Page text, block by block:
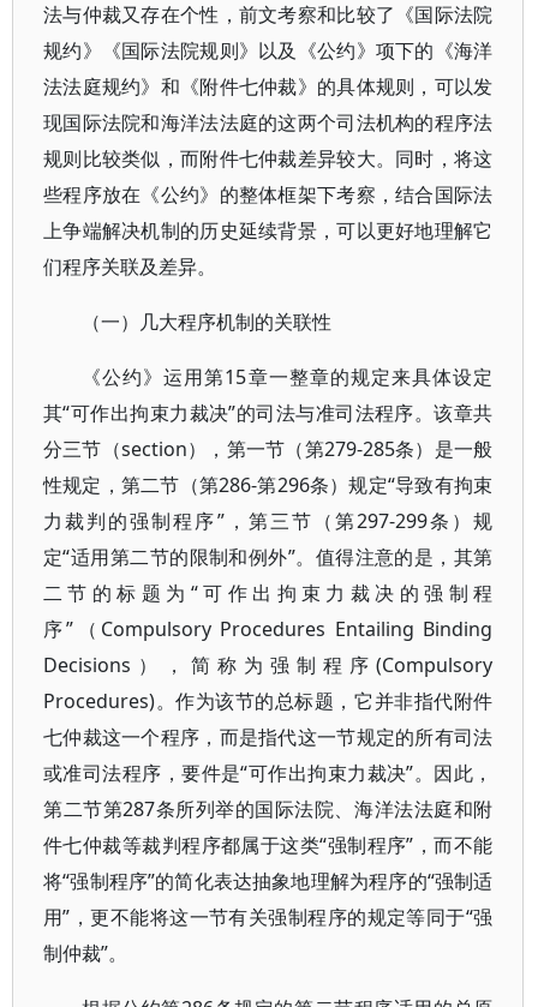
法与仲裁又存在个性，前文考察和比较了《国际法院
规约》《国际法院规则》以及《公约》项下的《海洋
法法庭规约》和《附件七仲裁》的具体规则，可以发
现国际法院和海洋法法庭的这两个司法机构的程序法
规则比较类似，而附件七仲裁差异较大。同时，将这
些程序放在《公约》的整体框架下考察，结合国际法
上争端解决机制的历史延续背景，可以更好地理解它
们程序关联及差异。
（一）几大程序机制的关联性
《公约》运用第15章一整章的规定来具体设定
其“可作出拘束力裁决”的司法与准司法程序。该章共
分三节（section），第一节（第279-285条）是一般
性规定，第二节（第286-第296条）规定“导致有拘束
力裁判的强制程序”，第三节（第297-299条）规
定“适用第二节的限制和例外”。值得注意的是，其第
二节的标题为“可作出拘束力裁决的强制程
序”（Compulsory Procedures Entailing Binding
Decisions），简称为强制程序(Compulsory
Procedures)。作为该节的总标题，它并非指代附件
七仲裁这一个程序，而是指代这一节规定的所有司法
或准司法程序，要件是“可作出拘束力裁决”。因此，
第二节第287条所列举的国际法院、海洋法法庭和附
件七仲裁等裁判程序都属于这类“强制程序”，而不能
将“强制程序”的简化表达抽象地理解为程序的“强制适
用”，更不能将这一节有关强制程序的规定等同于“强
制仲裁”。